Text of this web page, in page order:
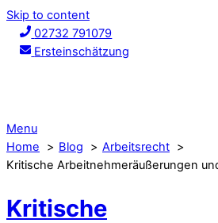
Skip to content
02732 791079
Ersteinschätzung
Menu
Home
Blog
Arbeitsrecht
Kritische Arbeitnehmeräußerungen
Kritische